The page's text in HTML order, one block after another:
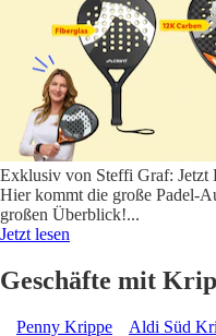
Exklusiv von Steffi Graf: Jetzt
Hier kommt die große Padel-
großen Überblick!...
Jetzt lesen
Geschäfte mit
Penny Krippe Aldi Süd